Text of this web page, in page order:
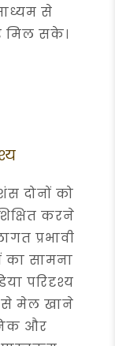
से
मिल सके।
दोनों को
करने
प्रभावी
का सामना
परिदृश्य
से मेल खाने
और